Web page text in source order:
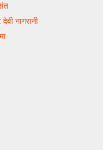
नागरानी